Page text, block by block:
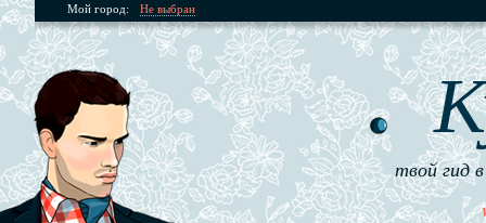
Мой город: Не выбран
твой гид